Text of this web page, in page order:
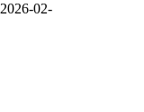
2026-02-